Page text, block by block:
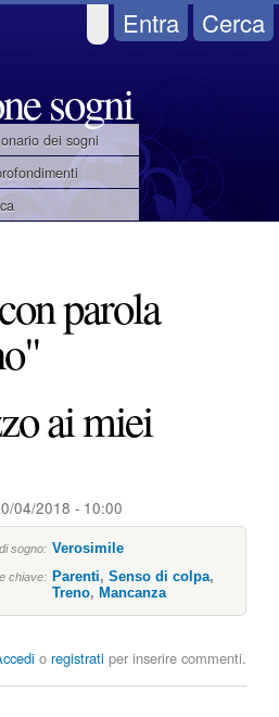
Cerca
Entra
sogni
dei sogni
parola
ai miei
04/2018 - 10:00
sogno: Verosimile
chiave: Parenti, Senso di colpa,
Treno, Mancanza
o registrati per inserire commenti.